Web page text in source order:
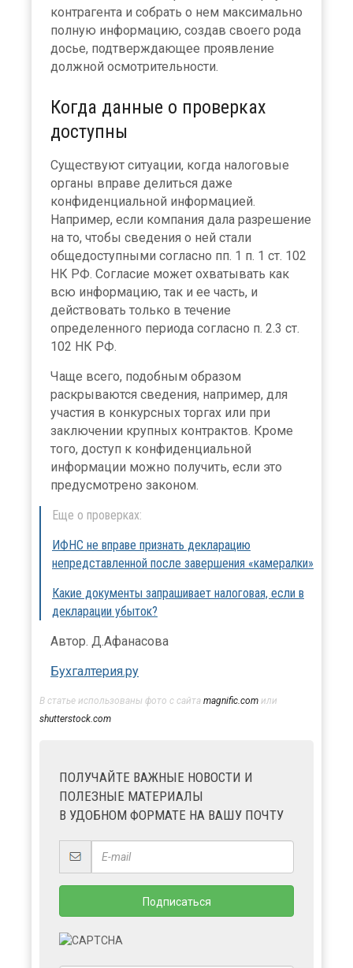
контрагента и собрать о нем максимально
полную информацию, создав своего рода
досье, подтверждающее проявление
должной осмотрительности.
Когда данные о проверках
доступны
Существуют ситуации, когда налоговые
органы вправе делиться даже
конфиденциальной информацией.
Например, если компания дала разрешение
на то, чтобы сведения о ней стали
общедоступными согласно пп. 1 п. 1 ст. 102
НК РФ. Согласие может охватывать как
всю информацию, так и ее часть, и
действовать только в течение
определенного периода согласно п. 2.3 ст.
102 НК РФ.
Чаще всего, подобным образом
раскрываются сведения, например, для
участия в конкурсных торгах или при
заключении крупных контрактов. Кроме
того, доступ к конфиденциальной
информации можно получить, если это
предусмотрено законом.
Еще о проверках:
ИФНС не вправе признать декларацию
непредставленной после завершения «камералки»
Какие документы запрашивает налоговая, если в
декларации убыток?
Автор. Д.Афанасова
Бухгалтерия.ру
В статье использованы фото с сайта magnific.com или
shutterstock.com
ПОЛУЧАЙТЕ ВАЖНЫЕ НОВОСТИ И
ПОЛЕЗНЫЕ МАТЕРИАЛЫ
В УДОБНОМ ФОРМАТЕ НА ВАШУ ПОЧТУ